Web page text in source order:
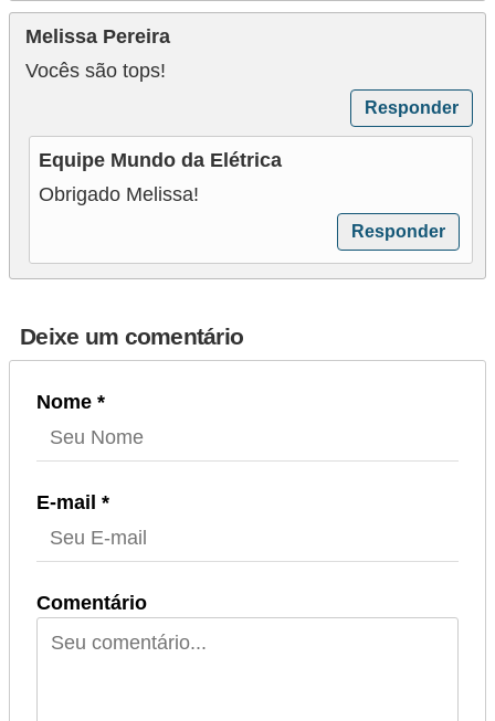
Melissa Pereira
Vocês são tops!
Responder
Equipe Mundo da Elétrica
Obrigado Melissa!
Responder
Deixe um comentário
Nome *
E-mail *
Comentário